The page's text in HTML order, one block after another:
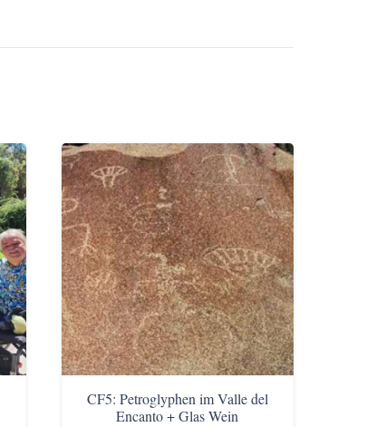
CF5: Petroglyphen im Valle del
Encanto + Glas Wein